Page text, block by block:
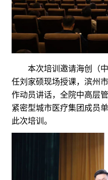
本次培训邀请海创（中
任刘家硕现场授课，滨州
作动员讲话，全院中高层
紧密型城市医疗集团成员
此次培训。